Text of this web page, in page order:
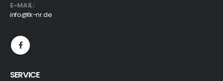
E-MAIL:
info@tk-nr.de
SERVICE